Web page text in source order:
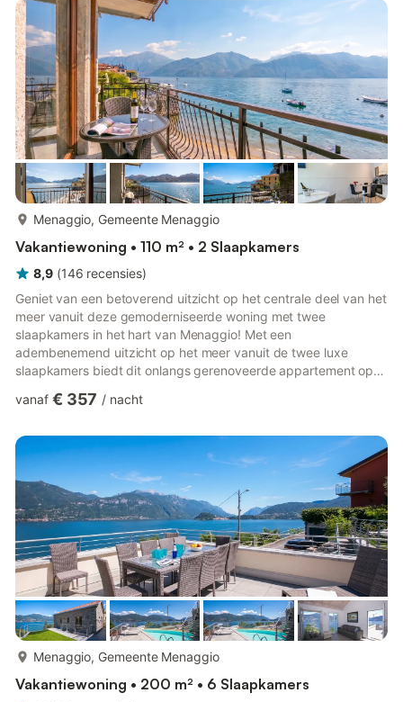
Menaggio, Gemeente Menaggio
Vakantiewoning • 110 m² • 2 Slaapkamers
8,9 (146 recensies)
Geniet van een betoverend uitzicht op het centrale deel van het
meer vanuit deze gemoderniseerde woning met twee
slaapkamers in het hart van Menaggio! Met een
adembenemend uitzicht op het meer vanuit de twee luxe
slaapkamers biedt dit onlangs gerenoveerde appartement op
en flexibele gezinsvakanties. Binnen wachten stijlvolle
spotverlichting op u. Het appartement biedt comfort in alle
seizoenen en is volledig uitgerust met airconditioning, gratis wifi
en satelliettelevis...
vanaf € 357 / nacht
Menaggio, Gemeente Menaggio
Vakantiewoning • 200 m² • 6 Slaapkamers